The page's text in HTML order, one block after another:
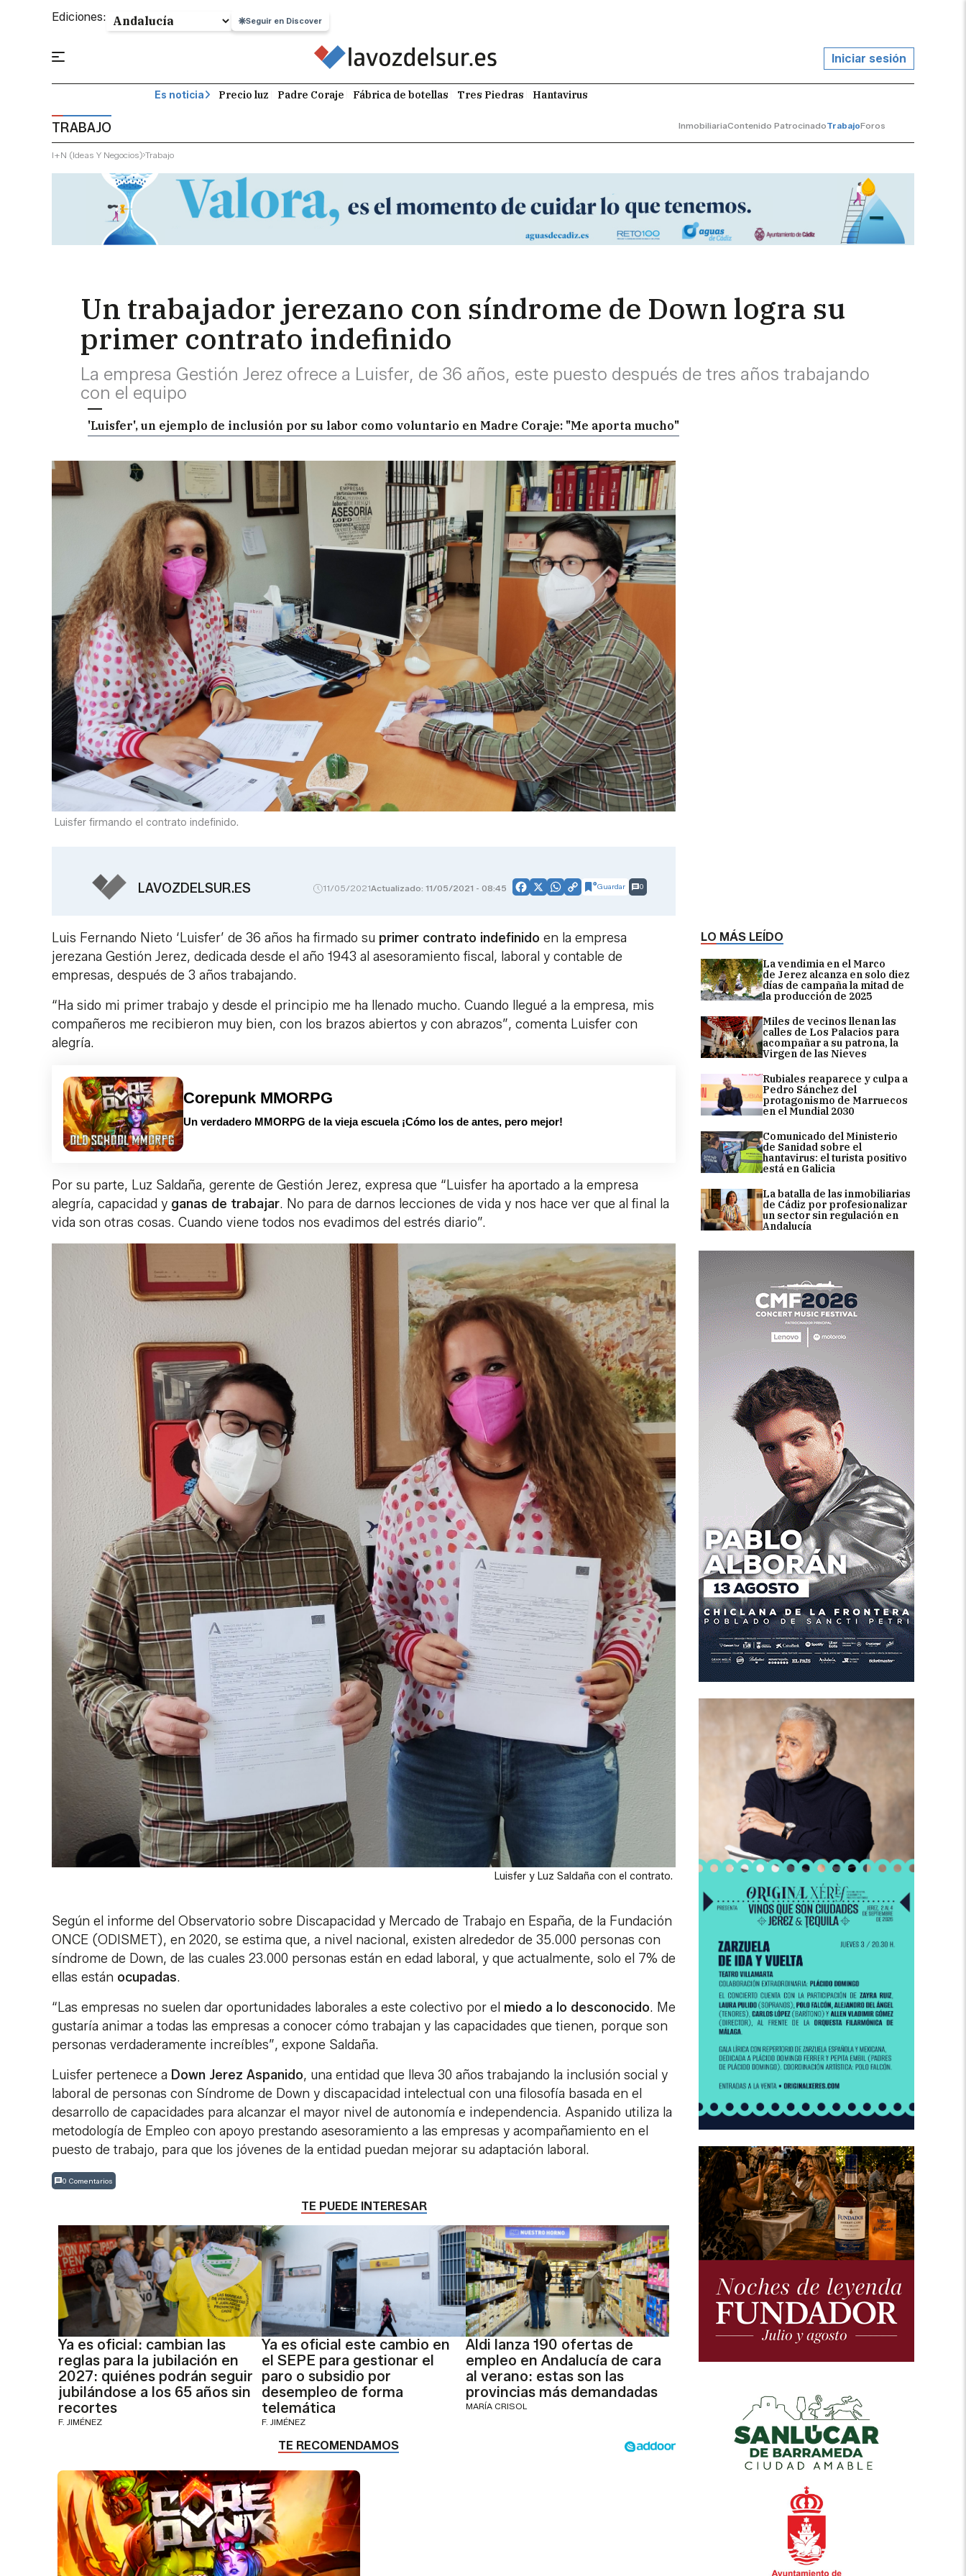
Ediciones: Seguir en Discover
Iniciar sesión
Es noticia Precio luz Padre Coraje Fábrica de botellas Tres Piedras Hantavirus
TRABAJO InmobiliariaContenido PatrocinadoTrabajoForos
I+n (ideas Y Negocios) Trabajo
Un trabajador jerezano con síndrome de Down logra su
primer contrato indefinido
La empresa Gestión Jerez ofrece a Luisfer, de 36 años, este puesto después de tres años trabajando
con el equipo
'Luisfer', un ejemplo de inclusión por su labor como voluntario en Madre Coraje: "Me aporta mucho"
LO MÁS LEÍDO
La vendimia en el Marco
de Jerez alcanza en solo diez
días de campaña la mitad de
la producción de 2025
Miles de vecinos llenan las
calles de Los Palacios para
acompañar a su patrona, la
Virgen de las Nieves
Rubiales reaparece y culpa a
Pedro Sánchez del
protagonismo de Marruecos
en el Mundial 2030
Comunicado del Ministerio
de Sanidad sobre el
hantavirus: el turista positivo
está en Galicia
La batalla de las inmobiliarias
de Cádiz por profesionalizar
un sector sin regulación en
Andalucía
Luisfer firmando el contrato indefinido.
LAVOZDELSUR.ES 11/05/2021Actualizado: 11/05/2021 - 08:45 Facebook
X WhatsApp
CopyGuardar 0
Luis Fernando Nieto ‘Luisfer’ de 36 años ha firmado su primer contrato indefinido en la empresa
jerezana Gestión Jerez, dedicada desde el año 1943 al asesoramiento fiscal, laboral y contable de
empresas, después de 3 años trabajando.
“Ha sido mi primer trabajo y desde el principio me ha llenado mucho. Cuando llegué a la empresa, mis
compañeros me recibieron muy bien, con los brazos abiertos y con abrazos”, comenta Luisfer con
alegría.
Corepunk MMORPG
Un verdadero MMORPG de la vieja escuela ¡Cómo los de antes, pero mejor!
Por su parte, Luz Saldaña, gerente de Gestión Jerez, expresa que “Luisfer ha aportado a la empresa
alegría, capacidad y ganas de trabajar. No para de darnos lecciones de vida y nos hace ver que al final la
vida son otras cosas. Cuando viene todos nos evadimos del estrés diario”.
Luisfer y Luz Saldaña con el contrato.
Según el informe del Observatorio sobre Discapacidad y Mercado de Trabajo en España, de la Fundación
ONCE (ODISMET), en 2020, se estima que, a nivel nacional, existen alrededor de 35.000 personas con
síndrome de Down, de las cuales 23.000 personas están en edad laboral, y que actualmente, solo el 7% de
ellas están ocupadas.
“Las empresas no suelen dar oportunidades laborales a este colectivo por el miedo a lo desconocido. Me
gustaría animar a todas las empresas a conocer cómo trabajan y las capacidades que tienen, porque son
personas verdaderamente increíbles”, expone Saldaña.
Luisfer pertenece a Down Jerez Aspanido, una entidad que lleva 30 años trabajando la inclusión social y
laboral de personas con Síndrome de Down y discapacidad intelectual con una filosofía basada en el
desarrollo de capacidades para alcanzar el mayor nivel de autonomía e independencia. Aspanido utiliza la
metodología de Empleo con apoyo prestando asesoramiento a las empresas y acompañamiento en el
puesto de trabajo, para que los jóvenes de la entidad puedan mejorar su adaptación laboral.
0 Comentarios
TE PUEDE INTERESAR
Ya es oficial: cambian las
reglas para la jubilación en
2027: quiénes podrán seguir
jubilándose a los 65 años sin
recortes
F. JIMÉNEZ
Ya es oficial este cambio en
el SEPE para gestionar el
paro o subsidio por
desempleo de forma
telemática
F. JIMÉNEZ
Aldi lanza 190 ofertas de
empleo en Andalucía de cara
al verano: estas son las
provincias más demandadas
MARÍA CRISOL